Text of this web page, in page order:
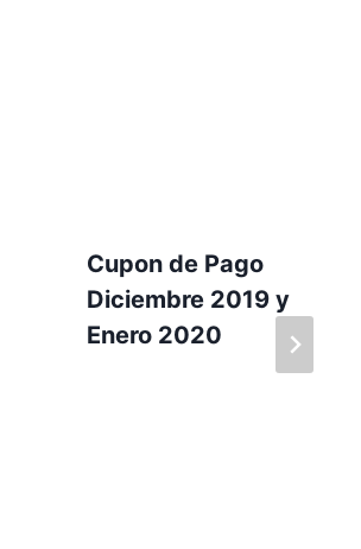
Cupon de Pago
Diciembre 2019 y
Enero 2020